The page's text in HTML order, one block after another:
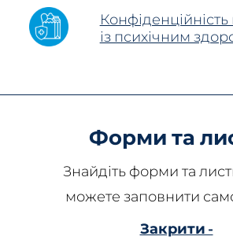
Конфіденційність
із психічним
Форми та
Знайдіть форми та
можете заповнити
Закрити -